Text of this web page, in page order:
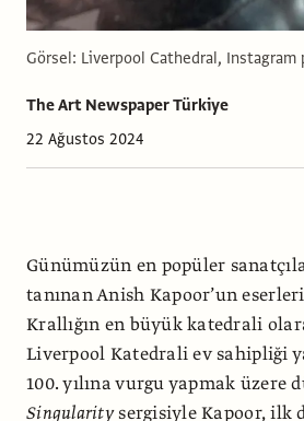
The Art Newspaper Türkiye
22 Ağustos 2024
Görsel: Liverpool Cathedral, Instagram
Günümüzün en popüler
tanınan Anish Kapoor’un
Krallığın en büyük katedrali
Liverpool Katedrali ev sahipliği
100. yılına vurgu yapmak üzere
Singularitysergisiyle Kapoor, ilk